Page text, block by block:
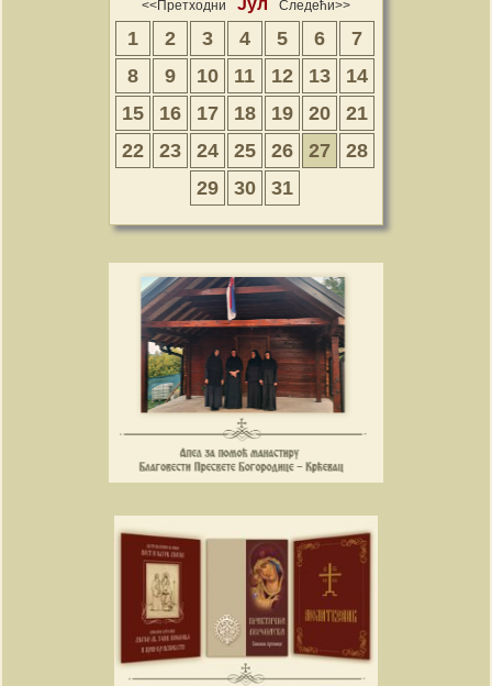
<<Претходни Следећи>>
1 2 3 4 5 6
7
8
9 10 11 12 13
14
15
16 17 18 19 20
21
22
23 24 25 26 27
28
29
30 31